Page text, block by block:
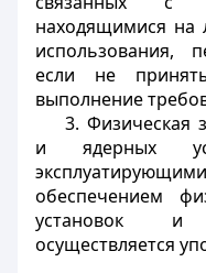
находящимися на
использования,
если не
выполнение
3. Физическая
и ядерных
обеспечением
установок и
осуществляется